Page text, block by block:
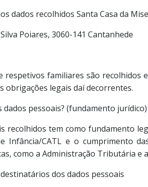
dados recolhidos Santa Casa da
Poiares, 3060-141 Cantanhede
respetivos familiares são
obrigações legais daí decorrentes.
pessoais? (fundamento jurídico)
recolhidos tem como fundamento
Infância/CATL e o cumprimento
como a Administração Tributária e
dos dados pessoais